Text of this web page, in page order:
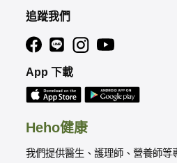
Heho健康
我們提供醫生、護理師、營養師等
追蹤我們
App 下載